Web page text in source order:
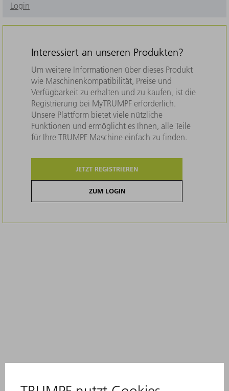
Login
Interessiert an unseren Produkten?
Um weitere Informationen über dieses Produkt
wie Maschinenkompatibilität, Preise und
Verfügbarkeit zu erhalten und zu kaufen, ist die
Registrierung bei MyTRUMPF erforderlich.
Unsere Plattform bietet viele nützliche
Funktionen und ermöglicht es Ihnen, alle Teile
für Ihre TRUMPF Maschine einfach zu finden.
JETZT REGISTRIEREN
ZUM LOGIN